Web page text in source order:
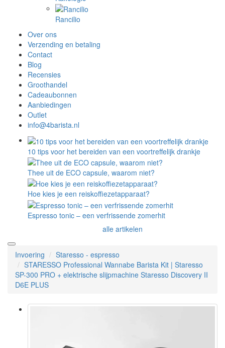
Rancilio
Over ons
Verzending en betaling
Contact
Blog
Recensies
Groothandel
Cadeaubonnen
Aanbiedingen
Outlet
info@4barista.nl
10 tips voor het bereiden van een voortreffelijk drankje
Thee uit de ECO capsule, waarom niet?
Hoe kies je een reiskoffiezetapparaat?
Espresso tonic – een verfrissende zomerhit
alle artikelen
Invoering
Staresso - espresso
STARESSO Professional Wannabe Barista Kit | Staresso
SP-300 PRO + elektrische slijpmachine Staresso Discovery II
D6E PLUS